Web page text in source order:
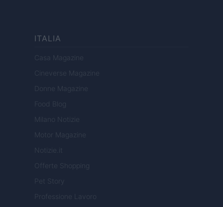
ITALIA
Casa Magazine
Cineverse Magazine
Donne Magazine
Food Blog
Milano Notizie
Motor Magazine
Notizie.it
Offerte Shopping
Pet Story
Professione Lavoro